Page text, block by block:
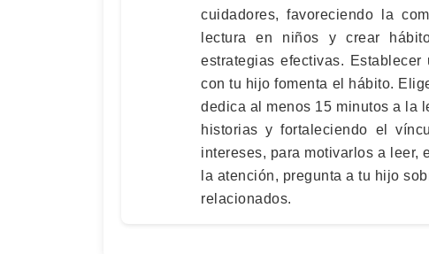
cuidadores, favoreciendo la
lectura en niños y crear
estrategias efectivas.
con tu hijo fomenta el hábito.
dedica al menos 15 minutos a la
historias y fortaleciendo el
intereses, para motivarlos a leer,
la atención, pregunta a tu hijo
relacionados.